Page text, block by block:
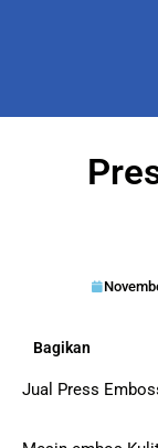
Bagikan
Jual Press